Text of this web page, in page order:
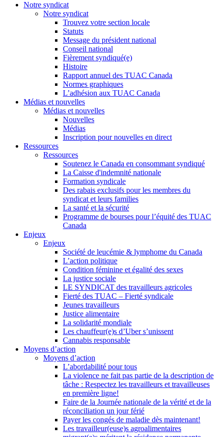
Notre syndicat
Notre syndicat
Trouvez votre section locale
Statuts
Message du président national
Conseil national
Fièrement syndiqué(e)
Histoire
Rapport annuel des TUAC Canada
Normes graphiques
L’adhésion aux TUAC Canada
Médias et nouvelles
Médias et nouvelles
Nouvelles
Médias
Inscription pour nouvelles en direct
Ressources
Ressources
Soutenez le Canada en consommant syndiqué
La Caisse d'indemnité nationale
Formation syndicale
Des rabais exclusifs pour les membres du
syndicat et leurs families
La santé et la sécurité
Programme de bourses pour l’équité des TUAC
Canada
Enjeux
Enjeux
Société de leucémie & lymphome du Canada
L’action politique
Condition féminine et égalité des sexes
La justice sociale
LE SYNDICAT des travailleurs agricoles
Fierté des TUAC – Fierté syndicale
Jeunes travailleurs
Justice alimentaire
La solidarité mondiale
Les chauffeur(e)s d’Uber s’unissent
Cannabis responsable
Moyens d’action
Moyens d’action
L’abordabilité pour tous
La violence ne fait pas partie de la description de
tâche : Respectez les travailleurs et travailleuses
en première ligne!
Faire de la Journée nationale de la vérité et de la
réconciliation un jour férié
Payer les congés de maladie dès maintenant!
Les travailleur(euse)s agroalimentaires